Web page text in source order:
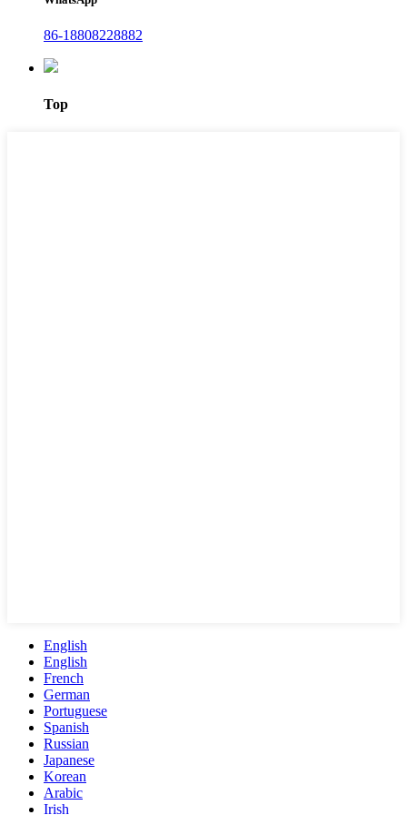
86-18808228882
Top
English
English
French
German
Portuguese
Spanish
Russian
Japanese
Korean
Arabic
Irish